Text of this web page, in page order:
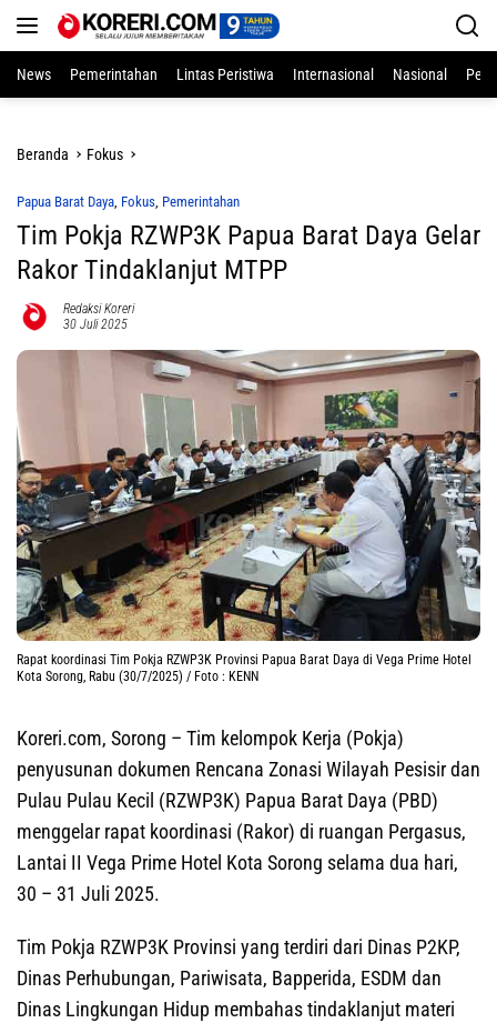
News
Pemerintahan Lintas Peristiwa Internasional Nasional
Beranda Fokus
Papua Barat Daya, Fokus, Pemerintahan
Tim Pokja RZWP3K Papua Barat Daya Gelar
Rakor Tindaklanjut MTPP
Redaksi Koreri
30 Juli 2025
Rapat koordinasi Tim Pokja RZWP3K Provinsi Papua Barat Daya di Vega Prime Hotel
Kota Sorong, Rabu (30/7/2025) / Foto : KENN
Koreri.com, Sorong – Tim kelompok Kerja (Pokja)
penyusunan dokumen Rencana Zonasi Wilayah Pesisir dan
Pulau Pulau Kecil (RZWP3K) Papua Barat Daya (PBD)
menggelar rapat koordinasi (Rakor) di ruangan Pergasus,
Lantai II Vega Prime Hotel Kota Sorong selama dua hari,
30 – 31 Juli 2025.
Tim Pokja RZWP3K Provinsi yang terdiri dari Dinas P2KP,
Dinas Perhubungan, Pariwisata, Bapperida, ESDM dan
Dinas Lingkungan Hidup membahas tindaklanjut materi